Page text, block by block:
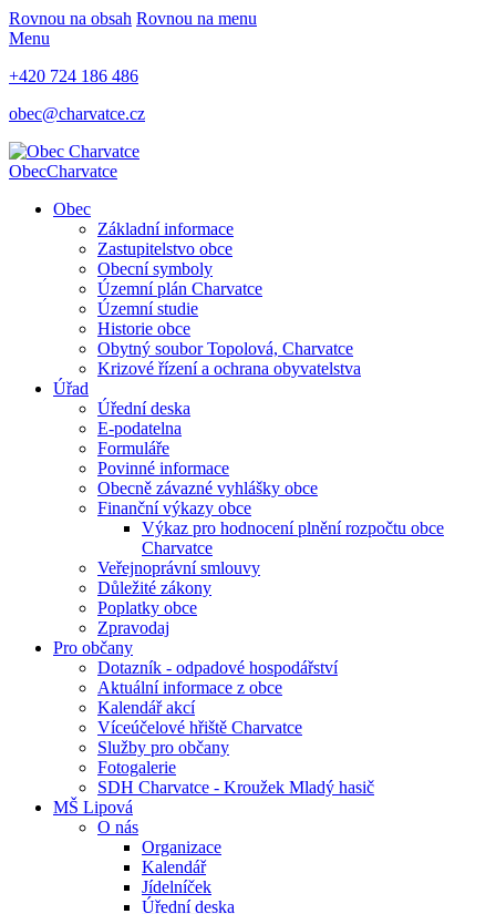
Rovnou na obsah Rovnou na menu
Menu
+420 724 186 486
obec@charvatce.cz
ObecCharvatce
Obec
Základní informace
Zastupitelstvo obce
Obecní symboly
Územní plán Charvatce
Územní studie
Historie obce
Obytný soubor Topolová, Charvatce
Krizové řízení a ochrana obyvatelstva
Úřad
Úřední deska
E-podatelna
Formuláře
Povinné informace
Obecně závazné vyhlášky obce
Finanční výkazy obce
Výkaz pro hodnocení plnění rozpočtu obce
Charvatce
Veřejnoprávní smlouvy
Důležité zákony
Poplatky obce
Zpravodaj
Pro občany
Dotazník - odpadové hospodářství
Aktuální informace z obce
Kalendář akcí
Víceúčelové hřiště Charvatce
Služby pro občany
Fotogalerie
SDH Charvatce - Kroužek Mladý hasič
MŠ Lipová
O nás
Organizace
Kalendář
Jídelníček
Úřední deska